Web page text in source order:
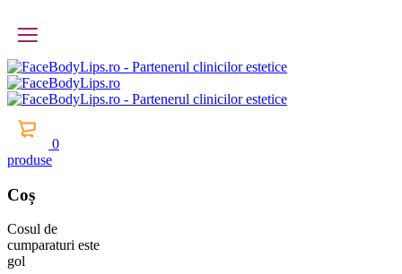
0
produse
Coș
Cosul de
cumparaturi este
gol